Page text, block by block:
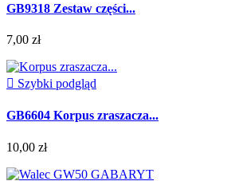
GB9318 Zestaw części...
7,00 zł
 Szybki podgląd
GB6604 Korpus zraszacza...
10,00 zł